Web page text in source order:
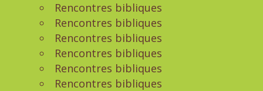
Rencontres bibliques
Rencontres bibliques
Rencontres bibliques
Rencontres bibliques
Rencontres bibliques
Rencontres bibliques